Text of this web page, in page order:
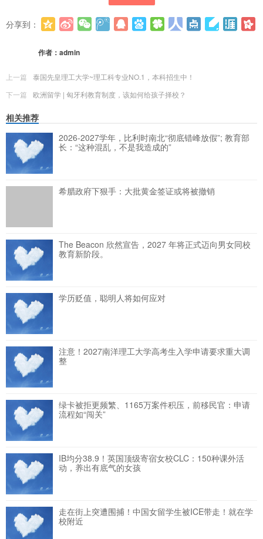
分享到：
作者： admin
上一篇
泰国先皇理工大学~理工科专业NO.1，本科招生中！
下一篇
欧洲留学 | 匈牙利教育制度，该如何给孩子择校？
相关推荐
2026-2027学年，比利时南北“彻底错峰放假”; 教育部
长：“这种混乱，不是我造成的”
希腊政府下狠手：大批黄金签证或将被撤销
The Beacon 欣然宣告，2027 年将正式迈向男女同校
教育新阶段。
学历贬值，聪明人将如何应对
注意！2027南洋理工大学高考生入学申请要求重大调
整
绿卡被拒更频繁、1165万案件积压，前移民官：申请
流程如“闯关”
IB均分38.9！英国顶级寄宿女校CLC：150种课外活
动，养出有底气的女孩
走在街上突遭围捕！中国女留学生被ICE带走！就在学
校附近